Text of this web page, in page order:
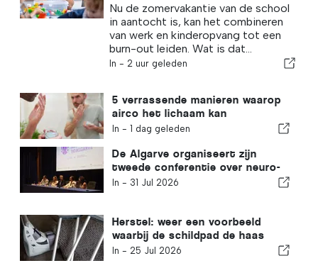
Nu de zomervakantie van de school
in aantocht is, kan het combineren
van werk en kinderopvang tot een
burn-out leiden. Wat is dat...
In - 2 uur geleden
5 verrassende manieren waarop
airco het lichaam kan
beïnvloeden
In - 1 dag geleden
De Algarve organiseert zijn
tweede conferentie over neuro-
intensieve zorg
In - 31 Jul 2026
Herstel: weer een voorbeeld
waarbij de schildpad de haas
verslaat
In - 25 Jul 2026